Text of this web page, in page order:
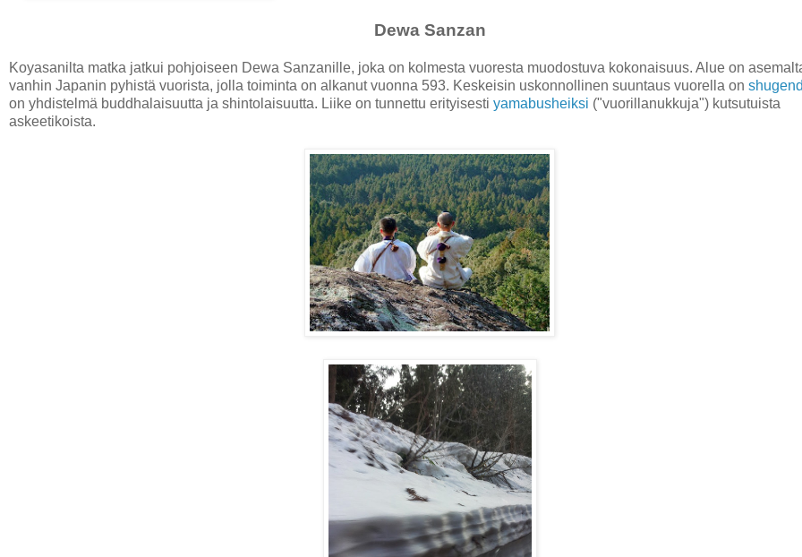
Dewa Sanzan
Koyasanilta matka jatkui pohjoiseen Dewa Sanzanille, joka on kolmesta vuoresta muodostuva kokonaisuus. Alue on
vanhin Japanin pyhistä vuorista, jolla toiminta on alkanut vuonna 593. Keskeisin uskonnollinen suuntaus vuorella on
on yhdistelmä buddhalaisuutta ja shintolaisuutta. Liike on tunnettu erityisesti yamabusheiksi ("vuorillanukkuja") kutsutuista
askeetikoista.